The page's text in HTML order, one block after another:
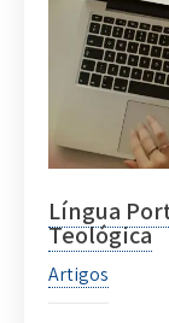
Língua
Teológica
Artigos